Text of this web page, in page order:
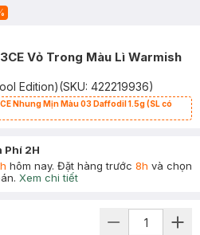
Vỏ Trong Màu Lì Warmish
Edition)(SKU: 422219936)
Nhung Mịn Màu 03 Daffodil 1.5g (SL có
Phí 2H
hôm nay. Đặt hàng trước 8h và chọn
Xem chi tiết